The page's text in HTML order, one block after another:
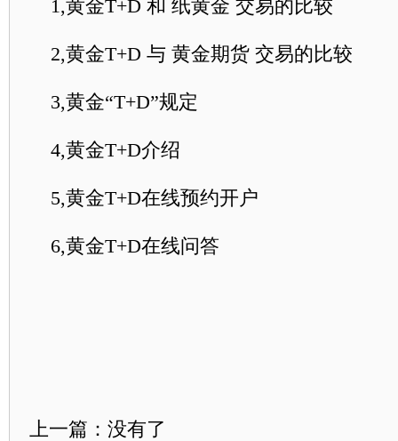
1,黄金T+D 和 纸黄金 交易的比较
2,黄金T+D 与 黄金期货 交易的比较
3,黄金“T+D”规定
4,黄金T+D介绍
5,黄金T+D在线预约开户
6,黄金T+D在线问答
上一篇：没有了